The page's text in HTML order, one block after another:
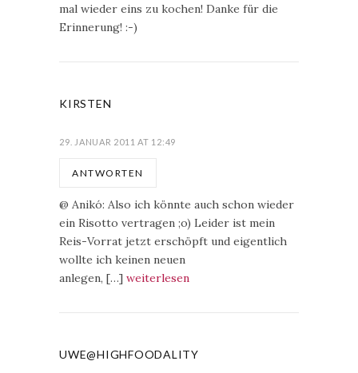
mal wieder eins zu kochen! Danke für die
Erinnerung! :-)
KIRSTEN
29. JANUAR 2011 AT 12:49
ANTWORTEN
@ Anikó: Also ich könnte auch schon wieder
ein Risotto vertragen ;o) Leider ist mein
Reis-Vorrat jetzt erschöpft und eigentlich
wollte ich keinen neuen
anlegen, […] weiterlesen
UWE@HIGHFOODALITY